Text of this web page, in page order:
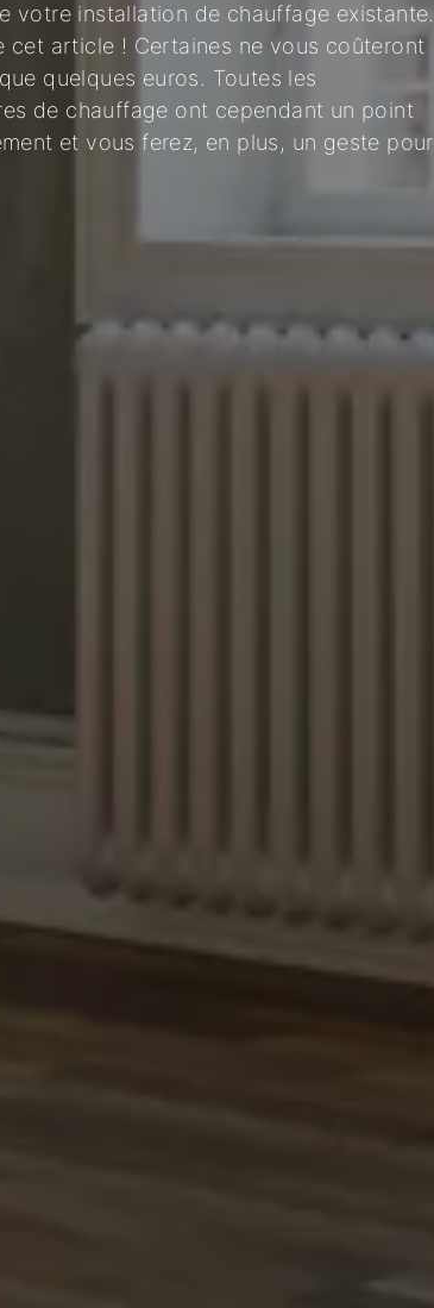
votre installation de chauffage existante.
cet article ! Certaines ne vous coûteront
quelques euros. Toutes les
de chauffage ont cependant un point
et vous ferez, en plus, un geste pour